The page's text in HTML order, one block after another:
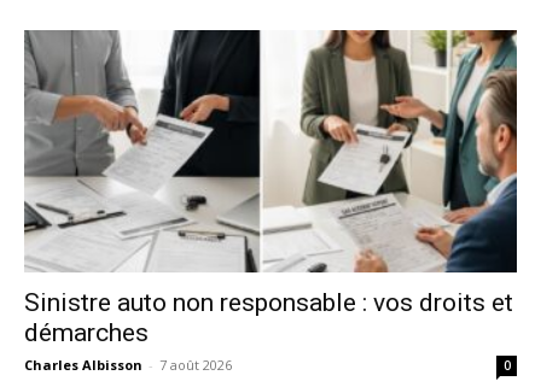
Sinistre auto non responsable : vos droits et
démarches
Charles Albisson - 7 août 2026 0